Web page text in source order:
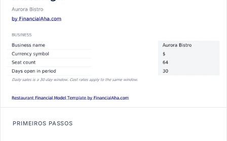
PRIMEIROS PASSOS